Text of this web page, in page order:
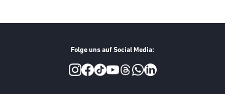
Folge uns auf Social Media: